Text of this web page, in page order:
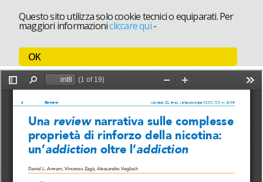
Questo sito utilizza solo cookie tecnici o equiparati. Per
maggiori informazionicliccare qui-
OK